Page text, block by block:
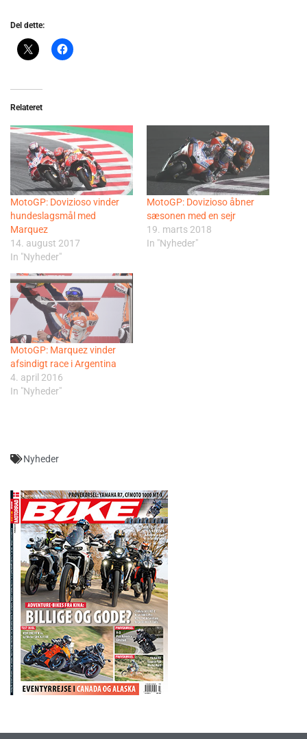
Del dette:
Relateret
MotoGP: Dovizioso vinder
hundeslagsmål med
Marquez
14. august 2017
In "Nyheder"
MotoGP: Dovizioso åbner
sæsonen med en sejr
19. marts 2018
In "Nyheder"
MotoGP: Marquez vinder
afsindigt race i Argentina
4. april 2016
In "Nyheder"
Nyheder